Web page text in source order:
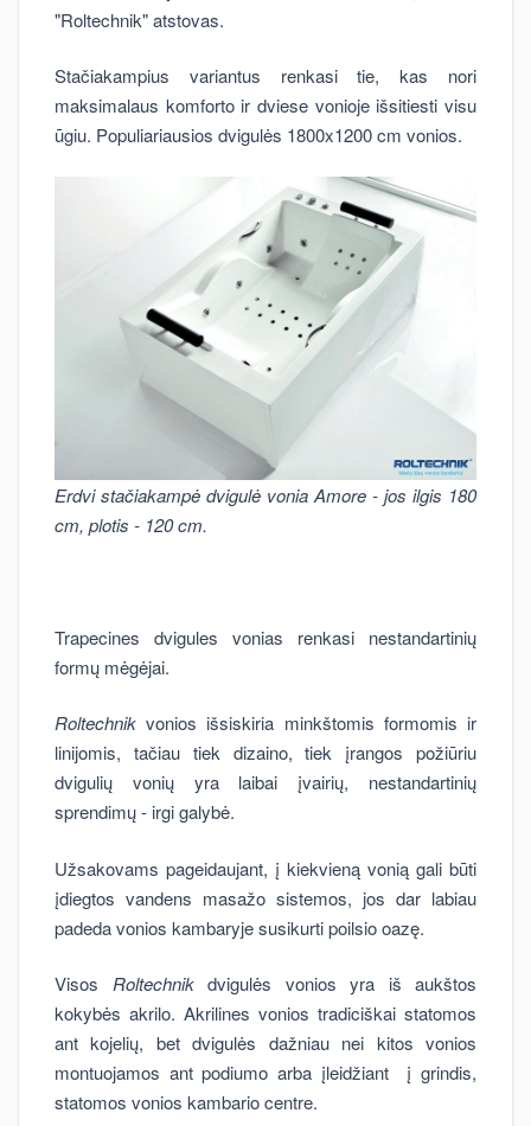
"Roltechnik" atstovas.
Stačiakampius variantus renkasi tie, kas nori
maksimalaus komforto ir dviese vonioje išsitiesti visu
ūgiu. Populiariausios dvigulės 1800x1200 cm vonios.
Erdvi stačiakampė dvigulė vonia Amore - jos ilgis 180
cm, plotis - 120 cm.
Trapecines dvigules vonias renkasi nestandartinių
formų mėgėjai.
Roltechnik vonios išsiskiria minkštomis formomis ir
linijomis, tačiau tiek dizaino, tiek įrangos požiūriu
dvigulių vonių yra laibai įvairių, nestandartinių
sprendimų - irgi galybė.
Užsakovams pageidaujant, į kiekvieną vonią gali būti
įdiegtos vandens masažo sistemos, jos dar labiau
padeda vonios kambaryje susikurti poilsio oazę.
Visos Roltechnikdvigulės vonios yra iš aukštos
kokybės akrilo. Akrilines vonios tradiciškai statomos
ant kojelių, bet dvigulės dažniau nei kitos vonios
montuojamos ant podiumo arba įleidžiant į grindis,
statomos vonios kambario centre.